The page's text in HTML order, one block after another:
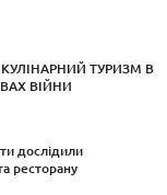
КУЛІНАРНИЙ ТУРИЗМ В
ВІЙНИ
дослідили
ресторану